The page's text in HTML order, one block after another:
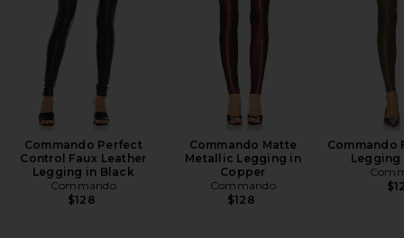
Commando Perfect
Control Faux Leather
Legging in Black
Commando
$128
Commando Matte
Metallic Legging in
Copper
Commando
$128
Commando
Legging